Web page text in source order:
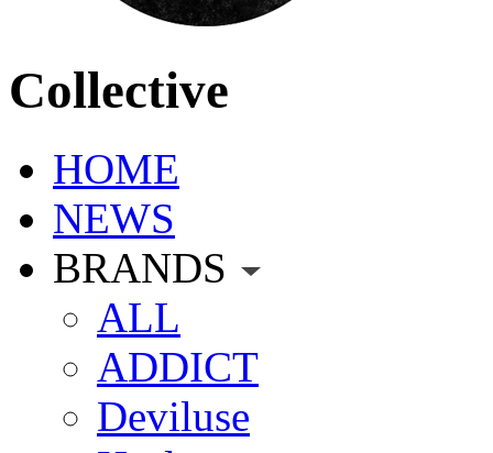
Collective
HOME
NEWS
BRANDS
ALL
ADDICT
Deviluse